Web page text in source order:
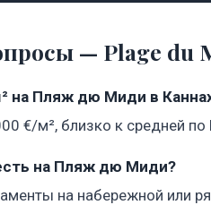
— Plage du
на Пляж дю Миди в
€/м², близко к средней
на Пляж дю Миди?
на набережной или